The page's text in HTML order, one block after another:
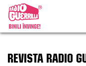
REVISTA RADIO